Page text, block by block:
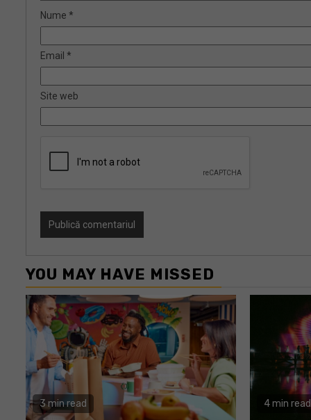
Nume *
Email *
Site web
YOU MAY HAVE MISSED
3 min read 4 min read